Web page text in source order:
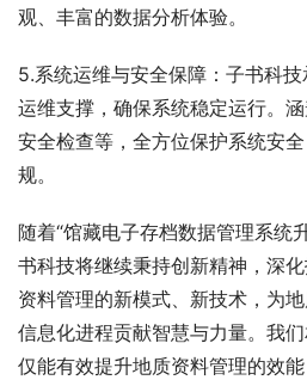
观、丰富的数据分析体验。
5.系统运维与安全保障：子书科
运维支撑，确保系统稳定运行。涵
安全检查等，全方位保护系统安
规。
随着“馆藏电子存档数据管理系统
书科技将继续秉持创新精神，深
资料管理的新模式、新技术，为
信息化进程贡献智慧与力量。我
仅能有效提升地质资料管理的效